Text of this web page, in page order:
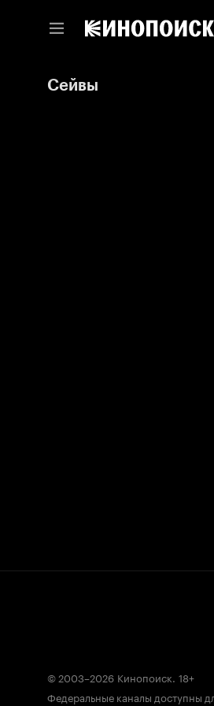
Сейвы
© 2003–2026 Кинопоиск. 18+
Федеральные каналы доступны